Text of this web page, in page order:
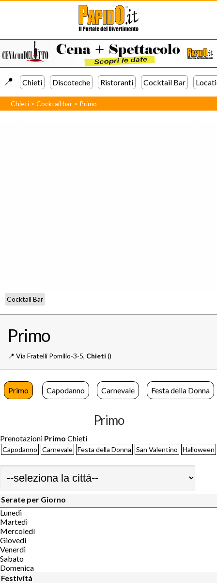
📍️ Chieti Discoteche Ristoranti Cocktail Bar
Chieti >Cocktail bar > Primo
Cocktail Bar
Primo
📍️ Via Fratelli Pomilio-3-5, Chieti ()
Primo Capodanno Carnevale Festa della Donna
Primo
Prenotazioni Primo Chieti
Capodanno Carnevale Festa della Donna San Valentino Halloween
Serate per Giorno
Lunedì
Martedì
Mercoledì
Giovedì
Venerdì
Sabato
Domenica
Festività